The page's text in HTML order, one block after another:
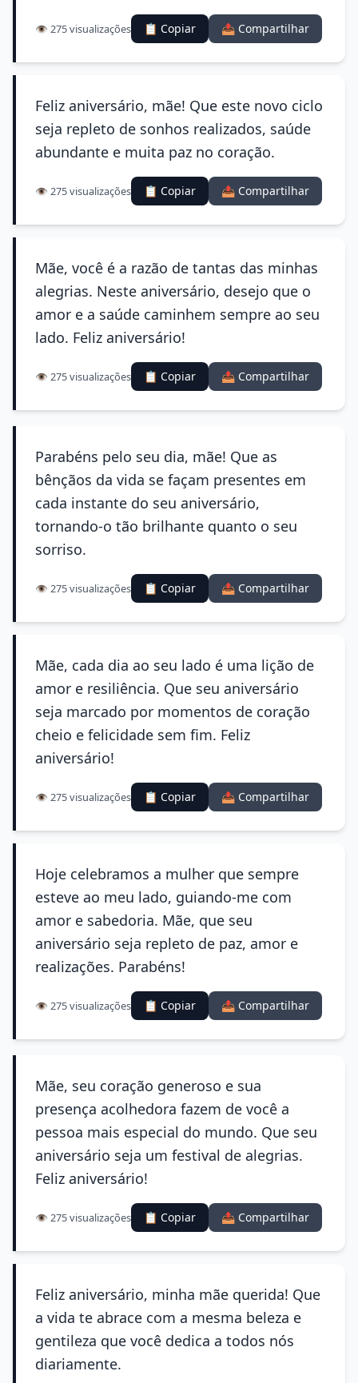
👁️ 275 visualizações 📋 Copiar 📤 Compartilhar
Feliz aniversário, mãe! Que este novo ciclo
seja repleto de sonhos realizados, saúde
abundante e muita paz no coração.
👁️ 275 visualizações 📋 Copiar 📤 Compartilhar
Mãe, você é a razão de tantas das minhas
alegrias. Neste aniversário, desejo que o
amor e a saúde caminhem sempre ao seu
lado. Feliz aniversário!
👁️ 275 visualizações 📋 Copiar 📤 Compartilhar
Parabéns pelo seu dia, mãe! Que as
bênçãos da vida se façam presentes em
cada instante do seu aniversário,
tornando-o tão brilhante quanto o seu
sorriso.
👁️ 275 visualizações 📋 Copiar 📤 Compartilhar
Mãe, cada dia ao seu lado é uma lição de
amor e resiliência. Que seu aniversário
seja marcado por momentos de coração
cheio e felicidade sem fim. Feliz
aniversário!
👁️ 275 visualizações 📋 Copiar 📤 Compartilhar
Hoje celebramos a mulher que sempre
esteve ao meu lado, guiando-me com
amor e sabedoria. Mãe, que seu
aniversário seja repleto de paz, amor e
realizações. Parabéns!
👁️ 275 visualizações 📋 Copiar 📤 Compartilhar
Mãe, seu coração generoso e sua
presença acolhedora fazem de você a
pessoa mais especial do mundo. Que seu
aniversário seja um festival de alegrias.
Feliz aniversário!
👁️ 275 visualizações 📋 Copiar 📤 Compartilhar
Feliz aniversário, minha mãe querida! Que
a vida te abrace com a mesma beleza e
gentileza que você dedica a todos nós
diariamente.